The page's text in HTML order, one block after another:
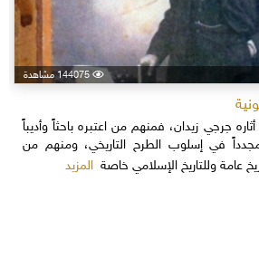
144075 مشاهدة
جرجي زيدان، فمنهم من اعتبره باحثاً وأديباً
في إسلوب الطرح التاريخي، ومنهم من
عامة وللتاريخ الإسلامي خاصةالمزيد